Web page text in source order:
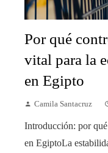
Por qué
vital para la
en Egipto
Camila Santacruz
Introducción: por
en EgiptoLa